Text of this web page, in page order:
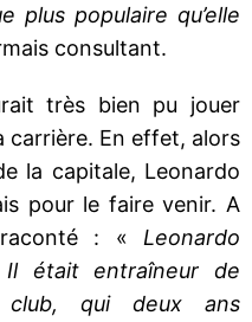
plus populaire qu’elle
consultant.
très bien pu jouer
carrière. En effet, alors
la capitale, Leonardo
pour le faire venir. A
: « Leonardo
Il était entraîneur de
qui deux ans